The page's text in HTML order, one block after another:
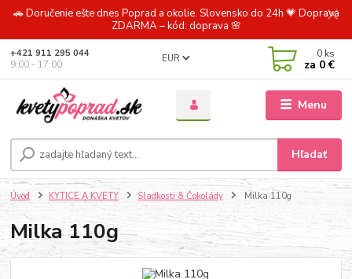
🚗 Doručenie ešte dnes Poprad a okolie. Slovensko do 24h 💗 Doprava
ZDARMA – kód: doprava 🌸
Menu
EUR
Hľadať
+421 911 295 044
9:00 - 17:00
0 ks
za 0 €
Úvod KYTICE A KVETY Sladkosti & Čokolády Milka 110g
Milka 110g